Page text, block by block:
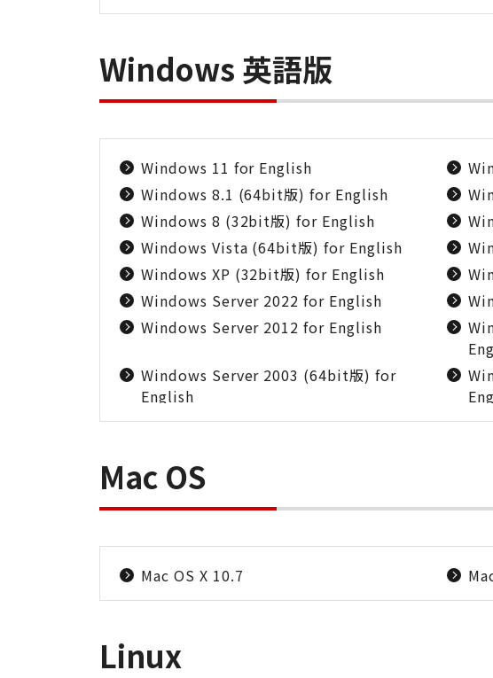
Windows 英語版
Windows 11 for English
Windows 8.1 (64bit版) for English
Windows 8 (32bit版) for English
Windows Vista (64bit版) for English
Windows XP (32bit版) for English
Windows Server 2022 for English
Windows Server 2012 for English
Windows Server 2003 (64bit版) for
English
Mac OS
Mac OS X 10.7
Linux